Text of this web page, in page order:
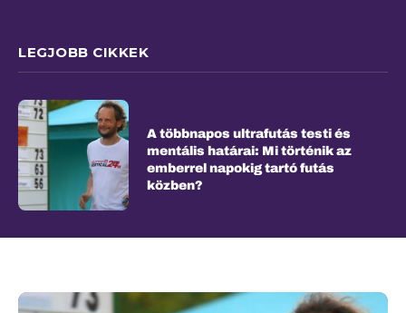
LEGJOBB CIKKEK
A többnapos ultrafutás testi és
mentális határai: Mi történik az
emberrel napokig tartó futás
közben?